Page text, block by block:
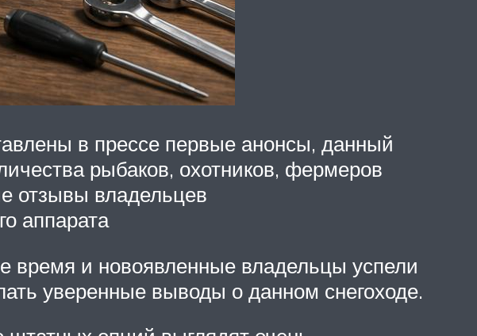
в прессе первые анонсы, данный
рыбаков, охотников, фермеров
отзывы владельцев
аппарата
время и новоявленные владельцы успели
уверенные выводы о данном снегоходе.